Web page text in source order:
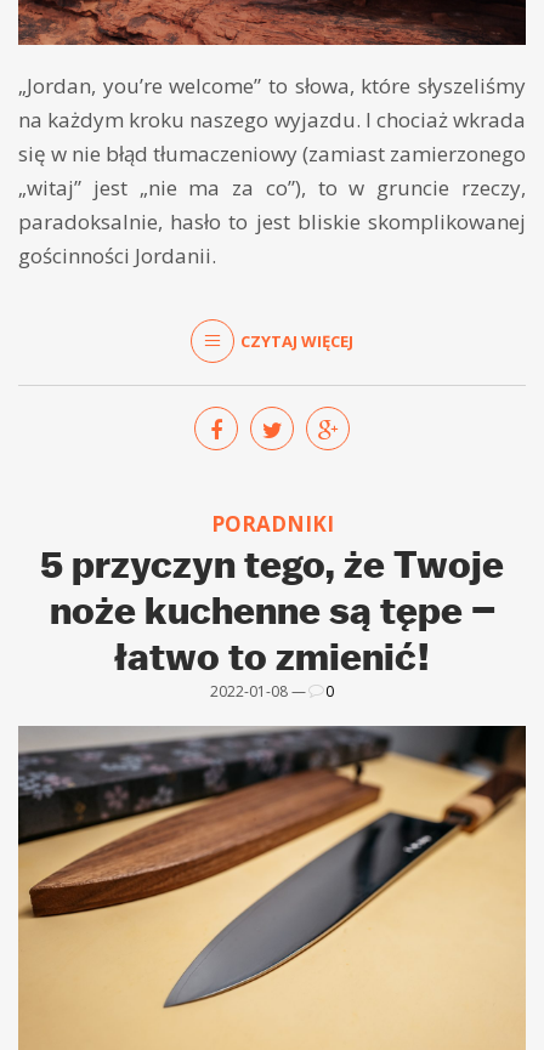
„Jordan, you’re welcome” to słowa, które słyszeliśmy
na każdym kroku naszego wyjazdu. I chociaż wkrada
się w nie błąd tłumaczeniowy (zamiast zamierzonego
„witaj” jest „nie ma za co”), to w gruncie rzeczy,
paradoksalnie, hasło to jest bliskie skomplikowanej
gościnności Jordanii.
CZYTAJ WIĘCEJ
PORADNIKI
5 przyczyn tego, że Twoje
noże kuchenne są tępe –
łatwo to zmienić!
2022-01-08 — 0